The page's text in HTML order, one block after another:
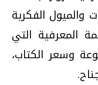
والميول الفكرية
المعرفية التي
وسعر الكتاب،